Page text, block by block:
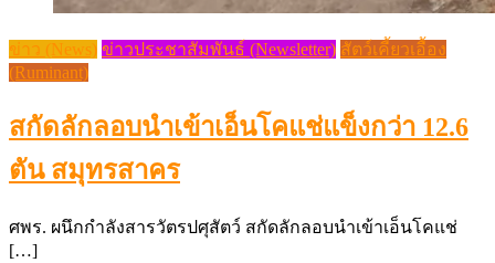
ข่าว (News) ข่าวประชาสัมพันธ์ (Newsletter) สัตว์เคี้ยวเอื้อง
(Ruminant)
สกัดลักลอบนำเข้าเอ็นโคแช่แข็งกว่า 12.6
ตัน สมุทรสาคร
ศพร. ผนึกกำลังสารวัตรปศุสัตว์ สกัดลักลอบนำเข้าเอ็นโคแช่
[…]